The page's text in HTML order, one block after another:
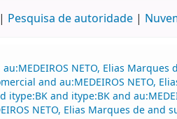
Pesquisa de autoridade
NETO, Elias
and au:MEDEIROS NETO,
and itype:BK and
NETO, Elias Marques de